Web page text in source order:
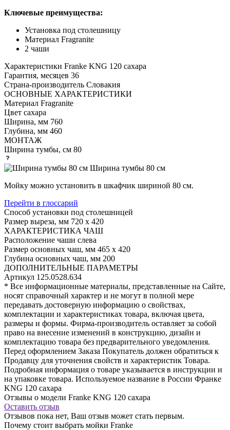
Ключевые преимущества:
Установка под столешницу
Материал Fragranite
2 чаши
Характеристики Franke KNG 120 сахара
Гарантия, месяцев 36
Страна-производитель Словакия
ОСНОВНЫЕ ХАРАКТЕРИСТИКИ
Материал Fragranite
Цвет сахара
Ширина, мм 760
Глубина, мм 460
МОНТАЖ
Ширина тумбы, см 80
Ширина тумбы 80 см
Мойку можно установить в шкафчик шириной 80 см.
Перейти в глоссарий
Способ установки под столешницей
Размер выреза, мм 720 х 420
ХАРАКТЕРИСТИКА ЧАШ
Расположение чаши слева
Размер основных чаш, мм 465 х 420
Глубина основных чаш, мм 200
ДОПОЛНИТЕЛЬНЫЕ ПАРАМЕТРЫ
Артикул 125.0528.634
* Все информационные материалы, представленные на Сайте,
носят справочный характер и не могут в полной мере
передавать достоверную информацию о свойствах,
комплектации и характеристиках товара, включая цвета,
размеры и формы. Фирма-производитель оставляет за собой
право на внесение изменений в конструкцию, дизайн и
комплектацию товара без предварительного уведомления.
Перед оформлением Заказа Покупатель должен обратиться к
Продавцу для уточнения свойств и характеристик Товара.
Подробная информация о товаре указывается в инструкции и
на упаковке товара. Используемое название в России Франке
KNG 120 сахара
Отзывы о модели Franke KNG 120 сахара
Оставить отзыв
Отзывов пока нет, Ваш отзыв может стать первым.
Почему стоит выбрать мойки Franke